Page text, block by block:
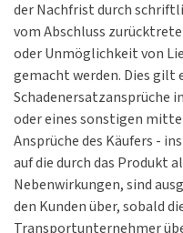
der Nachfrist durch
vom Abschluss
oder Unmöglichkeit von
gemacht werden. Dies gilt
Schadenersatzansprüche
oder eines sonstigen
Ansprüche des Käufers -
auf die durch das Produkt
Nebenwirkungen, sind
den Kunden über, sobald
Transportunternehmer